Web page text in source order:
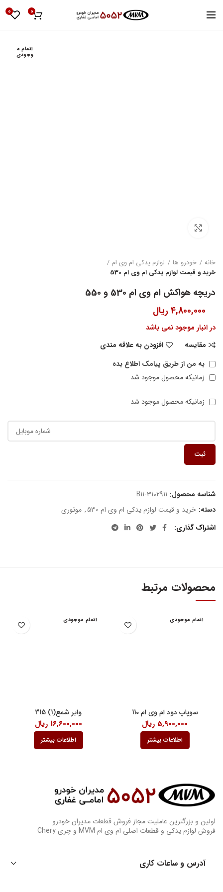
0
0
اتمام م
وجودی
خانه خودرو ها
لوازم یدکی ام وی ام
خرید و قیمت لوازم یدکی ام وی ام 530
دریچه هواکش ام وی ام 530 و 550
4,800,000 ریال
در انبار موجود نمی باشد
مقایسه
افزودن به علاقه مندی
به من از طریق پیامک اطلاع بده
زمانیکه محصول موجود شد
زمانیکه محصول موجود شد
ثبت
شناسه محصول: B11-3102911
دسته: خرید و قیمت لوازم یدکی ام وی ام 530 , موتوری
اشتراک گذاری
محصولات مرتبط
اتمام موجودی
سوپاپ دود ام وی ام 110
5,900,000 ریال
اطلاعات بیشتر
اتمام موجودی
وایر شمع(1) 315
16,600,000 ریال
اطلاعات بیشتر
اولین و بزرگترین عاملیت مجاز فروش قطعات مدیران خودرو
فروش لوازم یدکی و قطعات اصلی ام وی ام MVM و چری Chery
آدرس و ساعات کاری